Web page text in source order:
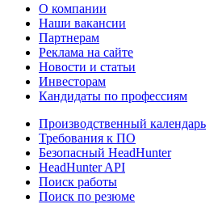
О компании
Наши вакансии
Партнерам
Реклама на сайте
Новости и статьи
Инвесторам
Кандидаты по профессиям
Производственный календарь
Требования к ПО
Безопасный HeadHunter
HeadHunter API
Поиск работы
Поиск по резюме